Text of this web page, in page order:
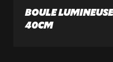
BOULE
40CM